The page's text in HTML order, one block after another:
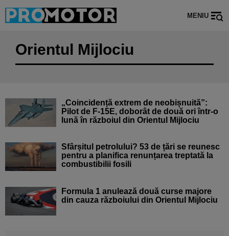
MENIU
Orientul Mijlociu
„Coincidență extrem de neobișnuită”:
Pilot de F-15E, doborât de două ori într-o
lună în războiul din Orientul Mijlociu
Sfârșitul petrolului? 53 de țări se reunesc
pentru a planifica renunțarea treptată la
combustibilii fosili
Formula 1 anulează două curse majore
din cauza războiului din Orientul Mijlociu